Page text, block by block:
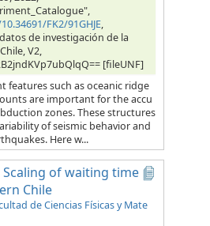
FK2/91GHJE,
de investigación de la
V2,
[fileUNF]
features such as oceanic ridge
are important for the accu
zones. These structures
of seismic behavior and
Here w...
of waiting time
Chile
de Ciencias Físicas y Mate